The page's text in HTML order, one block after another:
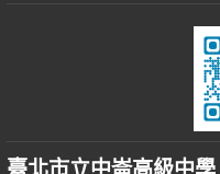
臺北市立中崙高級中學